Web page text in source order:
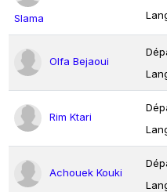
Slama
Olfa Bejaoui
Rim Ktari
Achouek Kouki